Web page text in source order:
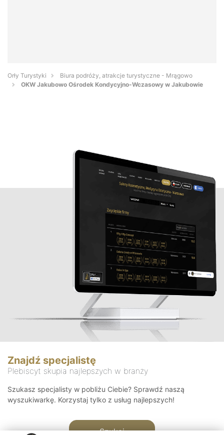
Orły Turystyki
Biura podróży, atrakcje turystyczne - Mrągowo
OKW Jakubowo Ośrodek Kondycyjno-Wczasowy w Jakubowie
Znajdź specjalistę
Plebiscyt skupia najlepszych w branży
Szukasz specjalisty w pobliżu Ciebie? Sprawdź naszą
wyszukiwarkę. Korzystaj tylko z usług najlepszych!
Szukaj